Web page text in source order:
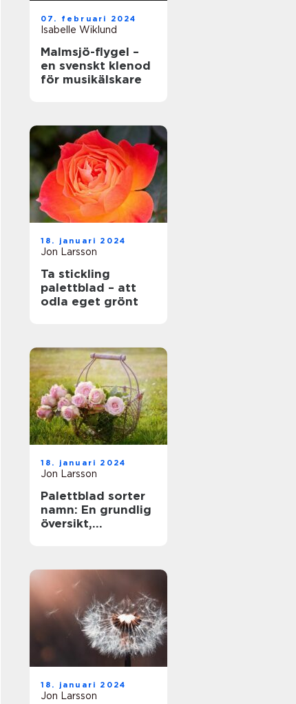
07. februari 2024
Isabelle Wiklund
Malmsjö-flygel –
en svenskt klenod
för musikälskare
18. januari 2024
Jon Larsson
Ta stickling
palettblad – att
odla eget grönt
18. januari 2024
Jon Larsson
Palettblad sorter
namn: En grundlig
översikt,
18. januari 2024
Jon Larsson